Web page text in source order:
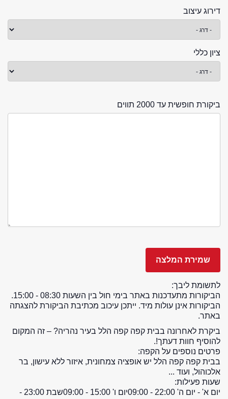
דירוג עיצוב
ציון כללי
ביקורת חופשית עד 2000 תווים
לתשומת ליבך:
הביקורות מתעדכנות באתר בימי חול בין השעות 08:30 - 15:00.
הביקורות אינן עולות מיד. ייתכן עיכוב מכתיבת הביקורת להצגתה
באתר.
ביקרת לאחרונה בבית קפה קפה הלל בעיר נהריה? – זה המקום
להוסיף חוות דעתך!.
פרטים נוספים על הקפה:
בבית קפה קפה הלל יש אופציה צמחונית, איזור ללא עישון, בר
אלכוהול, ועוד ...
שעות פעילות:
יום א' - יום ה' 22:00 - 09:00
יום ו' 15:00 - 09:00
שבת 23:00 -